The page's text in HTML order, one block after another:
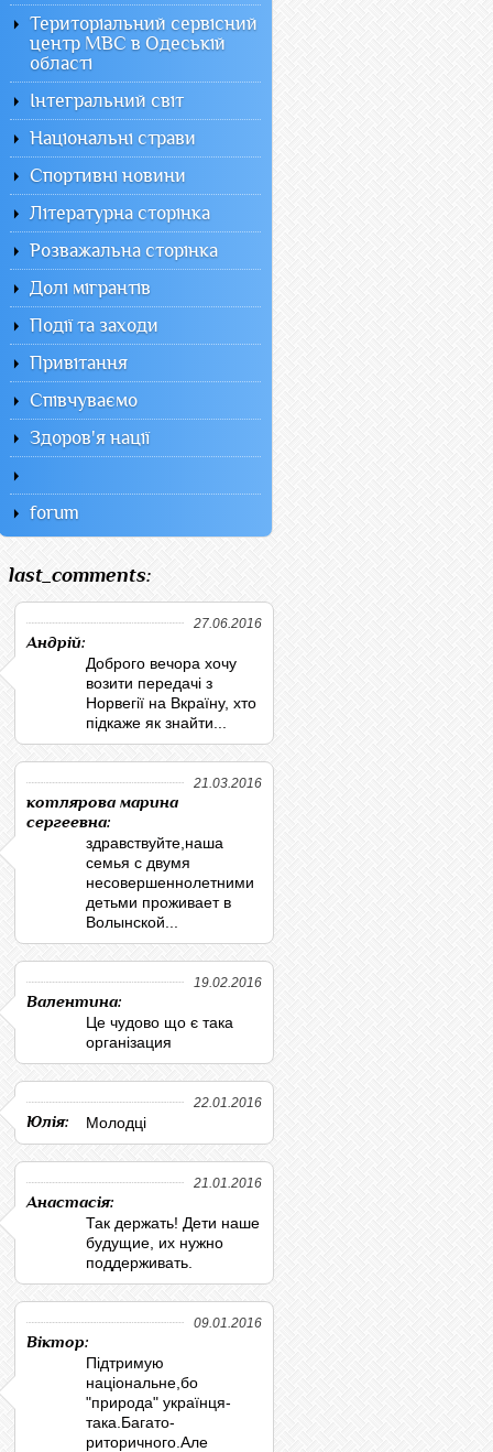
Територіальний сервісний
центр МВС в Одеській
області
Інтегральний світ
Національні страви
Спортивні новини
Літературна сторінка
Розважальна сторінка
Долі мігрантів
Події та заходи
Привітання
Співчуваємо
Здоров'я нації
forum
last_comments:
27.06.2016
Андрій:
Доброго вечора хочу
возити передачі з
Норвегії на Вкраїну, хто
підкаже як знайти...
21.03.2016
котлярова марина
сергеевна:
здравствуйте,наша
семья с двумя
несовершеннолетними
детьми проживает в
Волынской...
19.02.2016
Валентина:
Це чудово що є така
організация
22.01.2016
Юлія: Молодці
21.01.2016
Анастасія:
Так держать! Дети наше
будущие, их нужно
поддерживать.
09.01.2016
Віктор:
Підтримую
національне,бо
"природа" українця-
така.Багато-
риторичного.Але